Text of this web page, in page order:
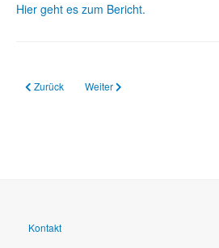
Hier geht es zum Bericht.
Vorheriger Beitrag: 02.03.2023 Cornelsen
Zurück Nächster Beitrag: 02.11.2022
Weiter
Kontakt